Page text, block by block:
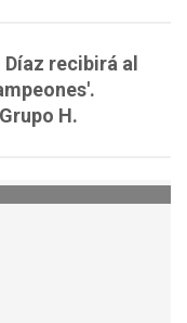
recibirá al
H.